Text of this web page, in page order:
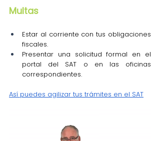
Multas
Estar al corriente con tus obligaciones
fiscales.
Presentar una solicitud formal en el
portal del SAT o en las oficinas
correspondientes.
Así puedes agilizar tus trámites en el SAT